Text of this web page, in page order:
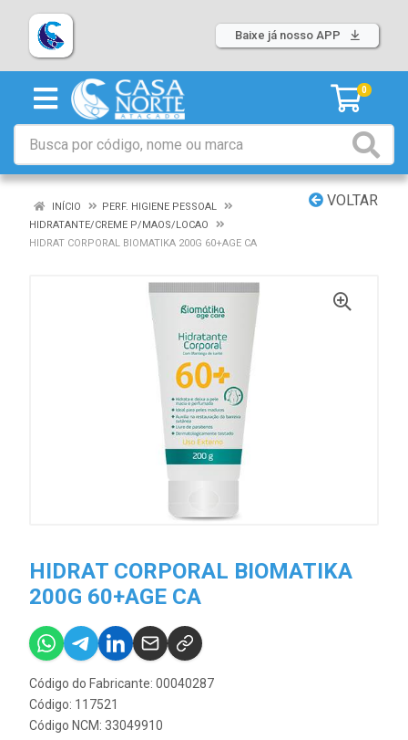
Baixe já nosso APP
0
VOLTAR
INÍCIO
PERF. HIGIENE PESSOAL
HIDRATANTE/CREME P/MAOS/LOCAO
HIDRAT CORPORAL BIOMATIKA 200G 60+AGE CA
HIDRAT CORPORAL BIOMATIKA
200G 60+AGE CA
Código do Fabricante: 00040287
Código: 117521
Código NCM: 33049910